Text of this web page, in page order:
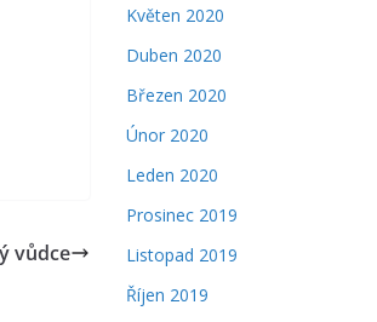
vůdce
Květen 2020
Duben 2020
Březen 2020
Únor 2020
Leden 2020
Prosinec 2019
Listopad 2019
Říjen 2019